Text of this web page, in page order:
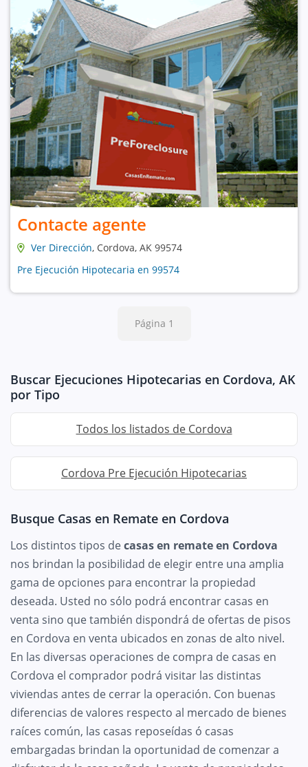
Contacte agente
Ver Dirección, Cordova, AK 99574
Pre Ejecución Hipotecaria en 99574
Página 1
Buscar Ejecuciones Hipotecarias en Cordova, AK
por Tipo
Todos los listados de Cordova
Cordova Pre Ejecución Hipotecarias
Busque Casas en Remate en Cordova
Los distintos tipos decasas en remate en Cordova
nos brindan la posibilidad de elegir entre una amplia
gama de opciones para encontrar la propiedad
deseada. Usted no sólo podrá encontrar casas en
venta sino que también dispondrá de ofertas de pisos
en Cordova en venta ubicados en zonas de alto nivel.
En las diversas operaciones de compra de casas en
Cordova el comprador podrá visitar las distintas
viviendas antes de cerrar la operación. Con buenas
diferencias de valores respecto al mercado de bienes
raíces común, las casas reposeídas ó casas
embargadas brindan la oportunidad de comenzar a